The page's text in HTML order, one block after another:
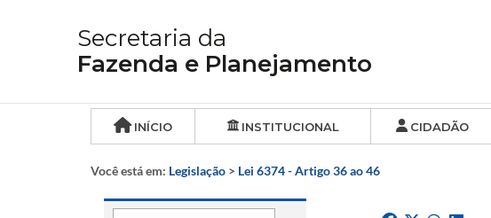
Secretaria da
Fazenda e Planejamento
INÍCIO INSTITUCIONAL CIDADÃO
Você está em: Legislação > Lei 6374 - Artigo 36 ao 46